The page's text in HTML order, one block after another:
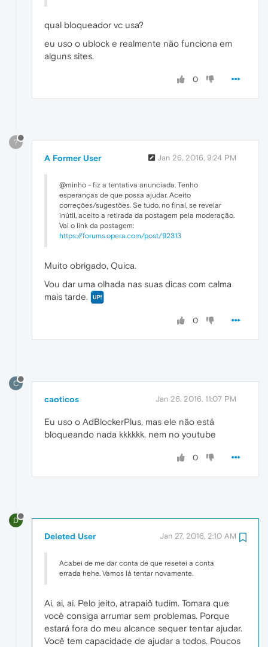
qual bloqueador vc usa?
eu uso o ublock e realmente não funciona em
alguns sites.
0
?
A Former User Jan 26, 2016, 9:24 PM
@minho - fiz a tentativa anunciada. Tenho
esperanças de que possa ajudar. Aceito
correções/sugestões. Se tudo, no final, se revelar
inútil, aceito a retirada da postagem pela moderação.
Vai o link da postagem:
https://forums.opera.com/post/92313
Muito obrigado, Quica.
Vou dar uma olhada nas suas dicas com calma
mais tarde.
0
C
caoticos Jan 26, 2016, 11:07 PM
Eu uso o AdBlockerPlus, mas ele não está
bloqueando nada kkkkkk, nem no youtube
0
D
Deleted User Jan 27, 2016, 2:10 AM
Acabei de me dar conta de que resetei a conta
errada hehe. Vamos lá tentar novamente.
Ai, ai, ai. Pelo jeito, atrapaiô tudim. Tomara que
você consiga arrumar sem problemas. Porque
estará fora do meu alcance sequer tentar ajudar.
Você tem capacidade de ajudar a todos. Poucos